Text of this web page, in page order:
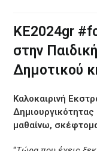
ΚΕ2024gr
στην
Δημοτικού
Καλοκαιρινή
μαθαίνω,